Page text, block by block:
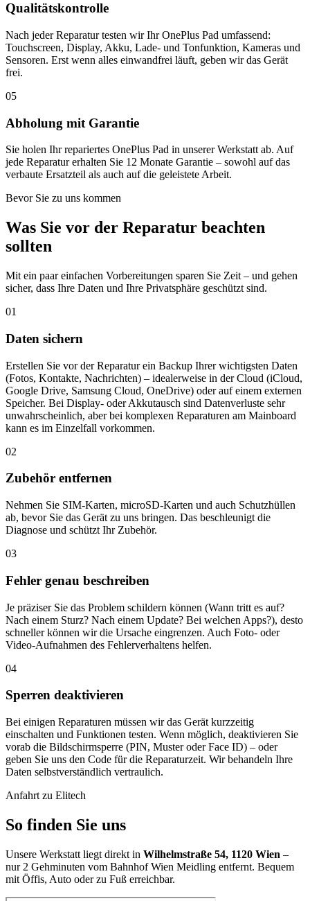
Qualitätskontrolle
Nach jeder Reparatur testen wir Ihr OnePlus Pad umfassend:
Touchscreen, Display, Akku, Lade- und Tonfunktion, Kameras und
Sensoren. Erst wenn alles einwandfrei läuft, geben wir das Gerät
frei.
05
Abholung mit Garantie
Sie holen Ihr repariertes OnePlus Pad in unserer Werkstatt ab. Auf
jede Reparatur erhalten Sie 12 Monate Garantie – sowohl auf das
verbaute Ersatzteil als auch auf die geleistete Arbeit.
Bevor Sie zu uns kommen
Was Sie vor der Reparatur beachten
sollten
Mit ein paar einfachen Vorbereitungen sparen Sie Zeit – und gehen
sicher, dass Ihre Daten und Ihre Privatsphäre geschützt sind.
01
Daten sichern
Erstellen Sie vor der Reparatur ein Backup Ihrer wichtigsten Daten
(Fotos, Kontakte, Nachrichten) – idealerweise in der Cloud (iCloud,
Google Drive, Samsung Cloud, OneDrive) oder auf einem externen
Speicher. Bei Display- oder Akkutausch sind Datenverluste sehr
unwahrscheinlich, aber bei komplexen Reparaturen am Mainboard
kann es im Einzelfall vorkommen.
02
Zubehör entfernen
Nehmen Sie SIM-Karten, microSD-Karten und auch Schutzhüllen
ab, bevor Sie das Gerät zu uns bringen. Das beschleunigt die
Diagnose und schützt Ihr Zubehör.
03
Fehler genau beschreiben
Je präziser Sie das Problem schildern können (Wann tritt es auf?
Nach einem Sturz? Nach einem Update? Bei welchen Apps?), desto
schneller können wir die Ursache eingrenzen. Auch Foto- oder
Video-Aufnahmen des Fehlerverhaltens helfen.
04
Sperren deaktivieren
Bei einigen Reparaturen müssen wir das Gerät kurzzeitig
einschalten und Funktionen testen. Wenn möglich, deaktivieren Sie
vorab die Bildschirmsperre (PIN, Muster oder Face ID) – oder
geben Sie uns den Code für die Reparaturzeit. Wir behandeln Ihre
Daten selbstverständlich vertraulich.
Anfahrt zu Elitech
So finden Sie uns
Unsere Werkstatt liegt direkt in Wilhelmstraße 54, 1120 Wien –
nur 2 Gehminuten vom Bahnhof Wien Meidling entfernt. Bequem
mit Öffis, Auto oder zu Fuß erreichbar.